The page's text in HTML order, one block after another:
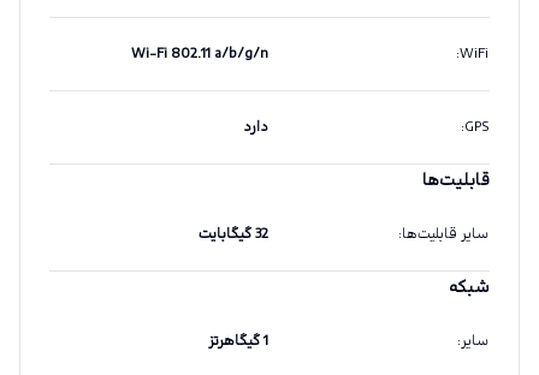
WiFi
:
Wi-Fi 802.11 a/b/g/n
GPS
: دارد
قابلیت‌ها
سایر قابلیت‌ها: 32 گیگابایت
شبکه
سایر: 1 گیگاهرتز